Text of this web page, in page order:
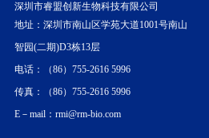
深圳市睿盟创新生物科技有限公司
地址：深圳市南山区学苑大道1001号南山
智园(二期)D3栋13层
电话：（86）755-2616 5996
传真：（86）755-2616 5996
E－mail：rmi@rm-bio.com